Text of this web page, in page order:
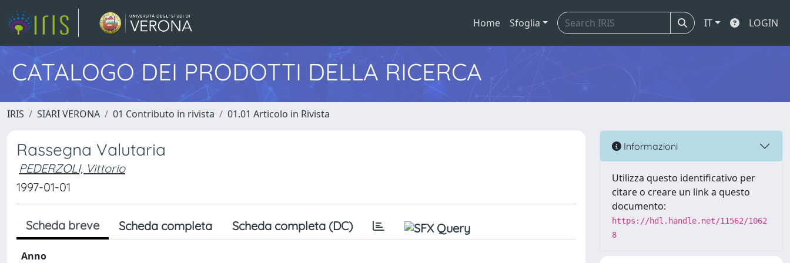
Home Sfoglia IT LOGIN
CATALOGO DEI PRODOTTI DELLA RICERCA
IRIS SIARI VERONA 01 Contributo in rivista 01.01 Articolo in Rivista
Rassegna Valutaria
PEDERZOLI, Vittorio
1997-01-01
Scheda breve Scheda completa Scheda completa (DC)
Anno
Informazioni
Utilizza questo identificativo per
citare o creare un link a questo
documento:
https://hdl.handle.net/11562/1062
8